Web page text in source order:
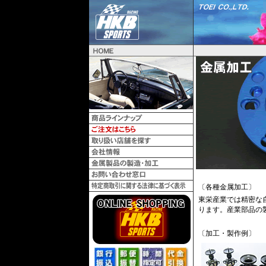
〔各種金属加工〕
東栄産業では精密な
ります。産業部品の
〔加工・製作例〕